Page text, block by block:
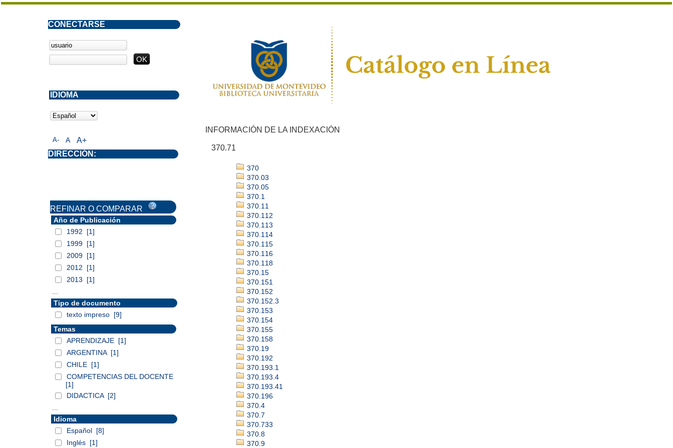
INFORMACIÓN DE LA INDEXACIÓN
370.71
370
370.03
370.05
370.1
370.11
370.112
370.113
370.114
370.115
370.116
370.118
370.15
370.151
370.152
370.152.3
370.153
370.154
370.155
370.158
370.19
370.192
370.193.1
370.193.4
370.193.41
370.196
370.4
370.7
370.733
370.8
370.9
A- A A+
CONECTARSE
DIRECCIÓN:
IDIOMA
REFINAR O COMPARAR
Año de Publicación
1992
[1]
1999 [1]
2009 [1]
2012
[1]
2013
[1]
Tipo de documento
texto impreso [9]
Temas
APRENDIZAJE [1]
ARGENTINA [1]
CHILE [1]
COMPETENCIAS DEL DOCENTE
[1]
DIDACTICA [2]
Idioma
Español [8]
Inglés [1]